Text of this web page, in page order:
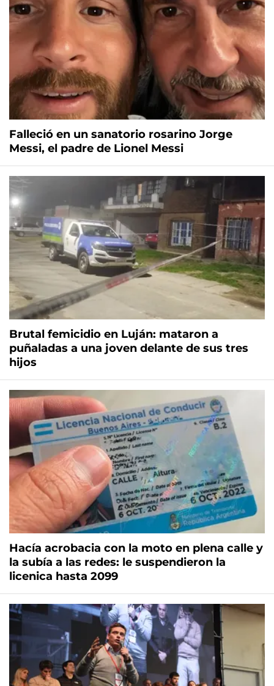
Falleció en un sanatorio rosarino Jorge
Messi, el padre de Lionel Messi
Brutal femicidio en Luján: mataron a
puñaladas a una joven delante de sus tres
hijos
Hacía acrobacia con la moto en plena calle y
la subía a las redes: le suspendieron la
licenica hasta 2099